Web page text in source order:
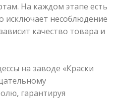
На каждом этапе есть
исключает несоблюдение
качество товара и
на заводе «Краски
гарантируя